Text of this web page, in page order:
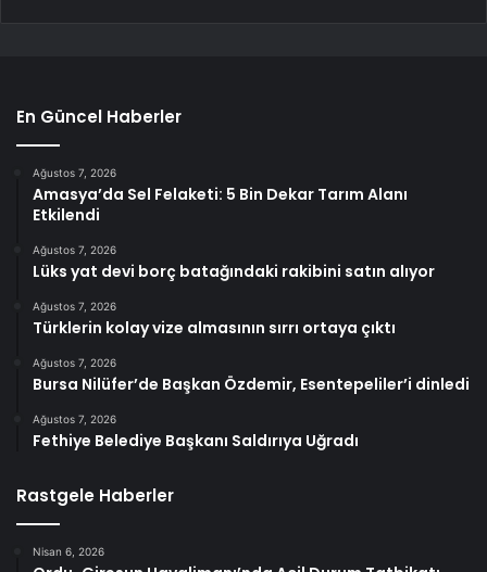
En Güncel Haberler
Ağustos 7, 2026
Amasya’da Sel Felaketi: 5 Bin Dekar Tarım Alanı
Etkilendi
Ağustos 7, 2026
Lüks yat devi borç batağındaki rakibini satın alıyor
Ağustos 7, 2026
Türklerin kolay vize almasının sırrı ortaya çıktı
Ağustos 7, 2026
Bursa Nilüfer’de Başkan Özdemir, Esentepeliler’i dinledi
Ağustos 7, 2026
Fethiye Belediye Başkanı Saldırıya Uğradı
Rastgele Haberler
Nisan 6, 2026